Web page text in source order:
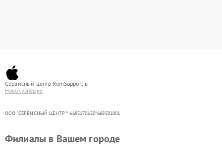
Сервисный центр RemSupport в
Новокузнецке
ООО "СЕРВИСНЫЙ ЦЕНТР"* 6685170650*668501001
Филиалы в Вашем городе